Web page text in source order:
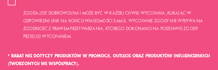
ZGODA JEST DOBROWOLNA I MOŻE BYĆ W KAŻDEJ CHWILI WYCOFANA, KLIKAJĄC W
ODPOWIEDNI LINK NA KOŃCU WIADOMOŚCI E-MAIL. WYCOFANIE ZGODY NIE WPŁYWA NA
ZGODNOŚĆ Z PRAWEM PRZETWARZANIA, KTÓREGO DOKONANO NA PODSTAWIE ZGODY
PRZED JEJ WYCOFANIEM.
* RABAT NIE DOTYCZY PRODUKTÓW W PROMOCJI, OUTLECIE ORAZ PRODUKTÓW INFLUENCERSKICH
(TWORZONYCH WE WSPÓŁPRACY).